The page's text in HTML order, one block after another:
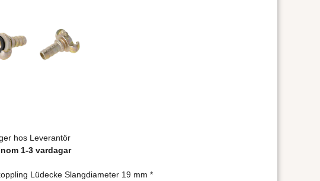
hos Leverantör
1-3 vardagar
Lüdecke Slangdiameter 19 mm *